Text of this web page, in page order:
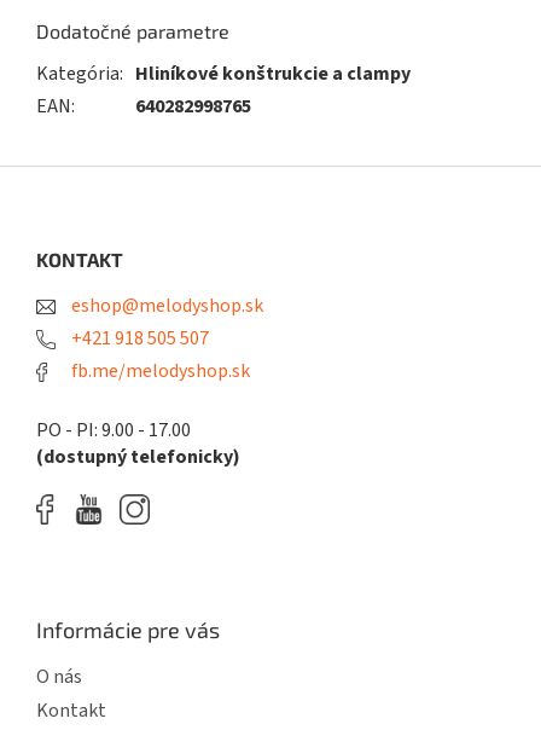
Dodatočné parametre
Kategória: Hliníkové konštrukcie a clampy
EAN: 640282998765
KONTAKT
eshop@melodyshop.sk
+421 918 505 507
fb.me/melodyshop.sk
PO - PI: 9.00 - 17.00
(dostupný telefonicky)
Informácie pre vás
O nás
Kontakt